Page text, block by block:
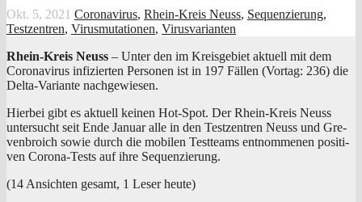
Okt. 5, 2021 Coronavirus, Rhein-Kreis Neuss, Sequenzierung,
Testzentren, Virusmutationen, Virusvarianten
Rhein-Kreis Neuss – Unter den im Kreis­ge­biet aktu­ell mit dem
Coro­na­vi­rus infi­zier­ten Per­so­nen ist in 197 Fäl­len (Vor­tag: 236) die
Del­ta-Vari­an­te nachgewiesen.
Hier­bei gibt es aktu­ell kei­nen Hot-Spot. Der Rhein-Kreis Neuss
unter­sucht seit Ende Janu­ar alle in den Test­zen­tren Neuss und Gre­
ven­broich sowie durch die mobi­len Test­teams ent­nom­me­nen posi­ti­
ven Coro­na-Tests auf ihre Sequenzierung.
(14 Ansich­ten gesamt, 1 Leser heute)